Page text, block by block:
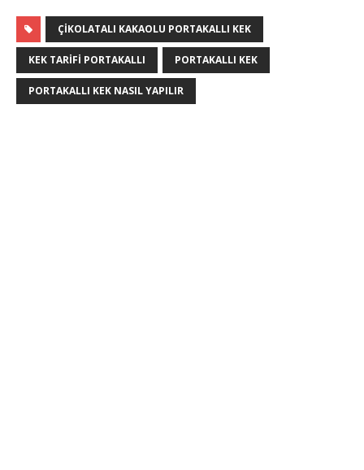
ÇIKOLATALI KAKAOLU PORTAKALLI KEK
KEK TARIFI PORTAKALLI PORTAKALLI KEK
PORTAKALLI KEK NASIL YAPILIR